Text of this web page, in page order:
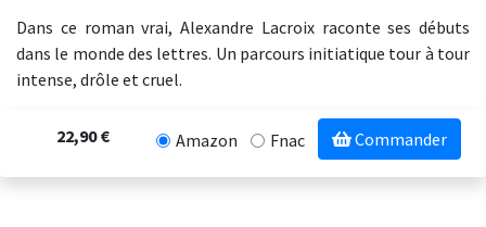
Dans ce roman vrai, Alexandre Lacroix raconte ses débuts
dans le monde des lettres. Un parcours initiatique tour à tour
intense, drôle et cruel.
22,90 € Amazon Fnac Commander